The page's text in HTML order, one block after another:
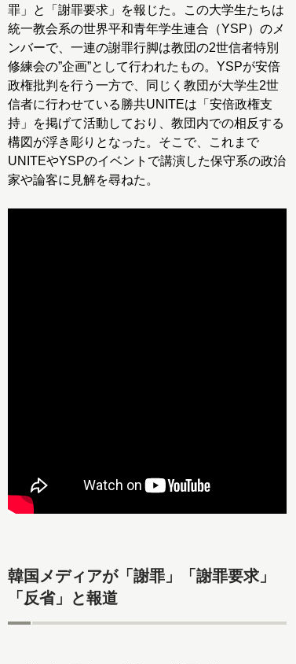
罪」と「謝罪要求」を報じた。この大学生たちは
統一教会系の世界平和青年学生連合（YSP）のメ
ンバーで、一連の謝罪行脚は教団の2世信者特別
修練会の”企画”として行われたもの。YSPが安倍
政権批判を行う一方で、同じく教団が大学生2世
信者に行わせている勝共UNITEは「安倍政権支
持」を掲げて活動しており、教団内での相反する
構図が浮き彫りとなった。そこで、これまで
UNITEやYSPのイベントで講演した保守系の政治
家や論客に見解を尋ねた。
韓国メディアが「謝罪」「謝罪要求」
「反省」と報道